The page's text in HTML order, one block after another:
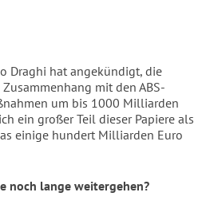
Draghi hat angekündigt, die
mit den ABS-
um bis 1000 Milliarden
ein großer Teil dieser Papiere als
einige hundert Milliarden Euro
noch lange weitergehen?